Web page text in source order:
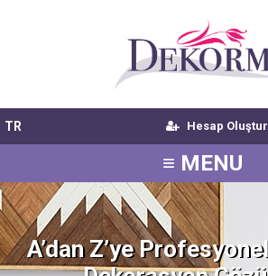
TR Hesap Oluştur
≡ MENU
A’dan Z’ye